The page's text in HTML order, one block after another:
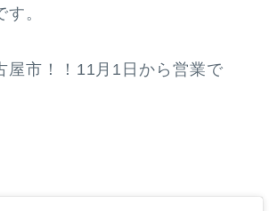
。
屋市！！11月1日から営業で